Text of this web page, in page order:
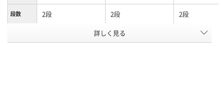
段数 2段 2段 2段
オープンタイプ オープンタ
詳しく見る